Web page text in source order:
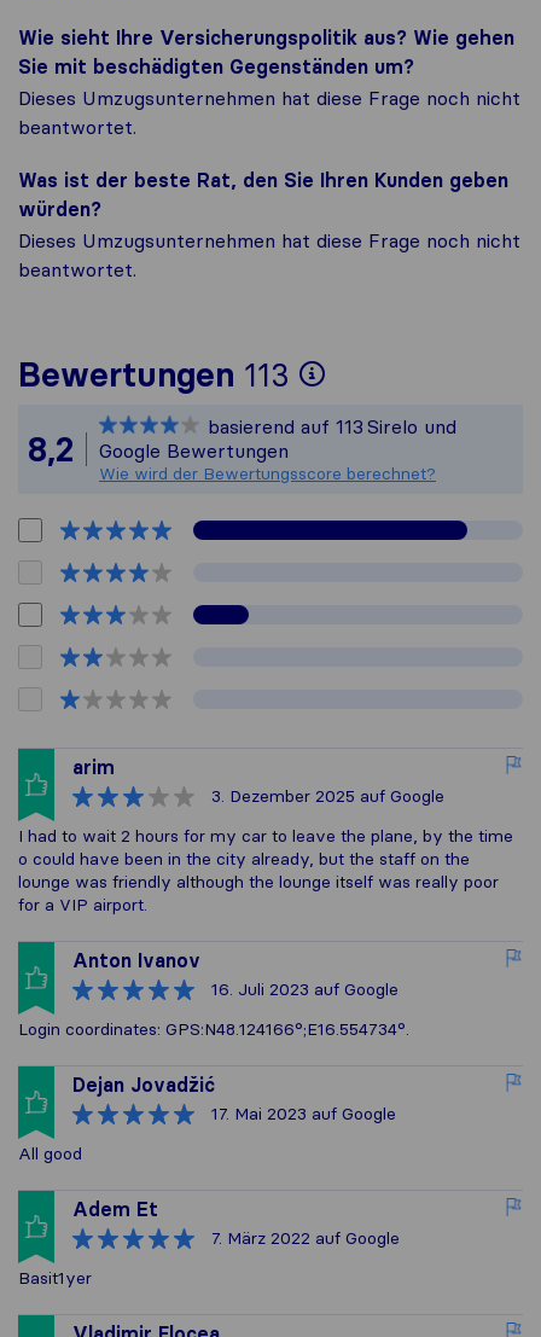
Wie sieht Ihre Versicherungspolitik aus? Wie gehen
Sie mit beschädigten Gegenständen um?
Dieses Umzugsunternehmen hat diese Frage noch nicht
beantwortet.
Was ist der beste Rat, den Sie Ihren Kunden geben
würden?
Dieses Umzugsunternehmen hat diese Frage noch nicht
beantwortet.
Bewertungen 113
Um Ihnen ein
Alle
8,2
basierend auf 113 Sirelo und
Google Bewertungen
Wie wird der Bewertungsscore berechnet?
arim
3. Dezember 2025 auf Google
I had to wait 2 hours for my car to leave the plane, by the time
o could have been in the city already, but the staff on the
lounge was friendly although the lounge itself was really poor
for a VIP airport.
Anton Ivanov
16. Juli 2023 auf Google
Login coordinates: GPS:N48.124166°;E16.554734°.
Dejan Jovadžić
17. Mai 2023 auf Google
All good
Adem Et
7. März 2022 auf Google
Basit1yer